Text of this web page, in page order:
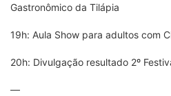
Gastronômico da Tilápia
19h: Aula Show para adultos com
20h: Divulgação resultado 2º
—